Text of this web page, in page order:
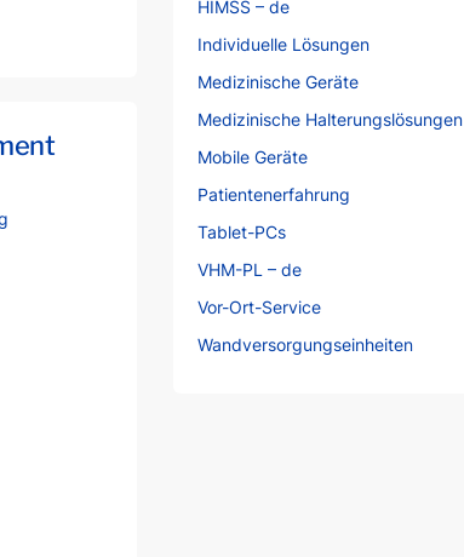
HIMSS – de
Individuelle Lösungen
Medizinische Geräte
Medizinische Halterungslösungen
Mobile Geräte
Patientenerfahrung
Tablet-PCs
VHM-PL – de
Vor-Ort-Service
Wandversorgungseinheiten